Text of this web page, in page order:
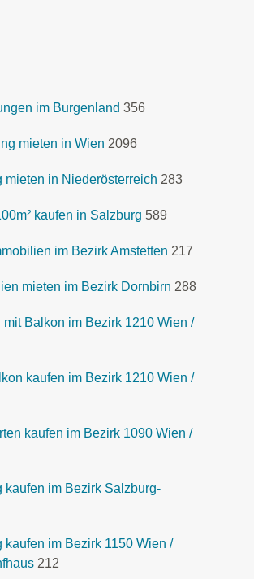
im Burgenland 356
mieten in Wien 2096
mieten in Niederösterreich 283
kaufen in Salzburg 589
im Bezirk Amstetten 217
mieten im Bezirk Dornbirn 288
Balkon im Bezirk 1210 Wien /
kaufen im Bezirk 1210 Wien /
kaufen im Bezirk 1090 Wien /
kaufen im Bezirk Salzburg-
kaufen im Bezirk 1150 Wien /
212